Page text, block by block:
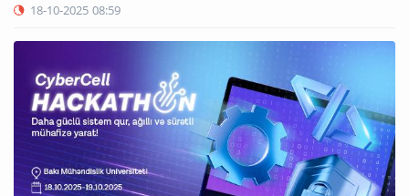
18-10-2025 08:59